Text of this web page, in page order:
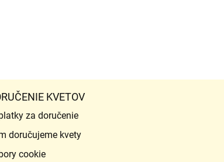
KVETOV
za doručenie
doručujeme kvety
cookie